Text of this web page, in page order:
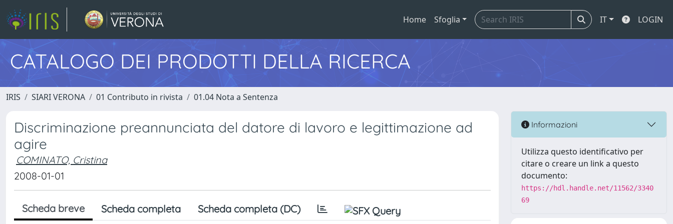
Home Sfoglia IT LOGIN
CATALOGO DEI PRODOTTI DELLA RICERCA
IRIS SIARI VERONA 01 Contributo in rivista 01.04 Nota a Sentenza
Discriminazione preannunciata del datore di lavoro e legittimazione ad
agire
COMINATO, Cristina
2008-01-01
Scheda breve Scheda completa Scheda completa (DC)
Informazioni
Utilizza questo identificativo per
citare o creare un link a questo
documento:
https://hdl.handle.net/11562/3340
69